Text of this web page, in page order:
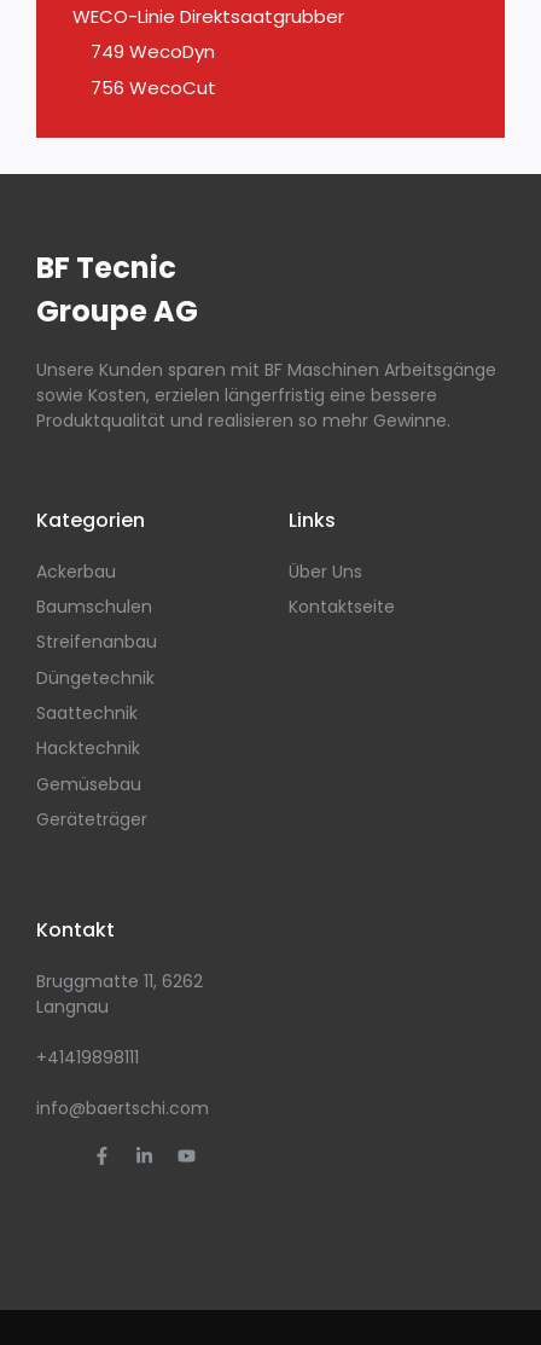
WECO-Linie Direktsaatgrubber
749 WecoDyn
756 WecoCut
BF Tecnic
Groupe AG
Unsere Kunden sparen mit BF Maschinen Arbeitsgänge
sowie Kosten, erzielen längerfristig eine bessere
Produktqualität und realisieren so mehr Gewinne.
Kategorien
Ackerbau
Baumschulen
Streifenanbau
Düngetechnik
Saattechnik
Hacktechnik
Gemüsebau
Geräteträger
Links
Über Uns
Kontaktseite
Kontakt
Bruggmatte 11, 6262
Langnau
+41419898111
info@baertschi.com